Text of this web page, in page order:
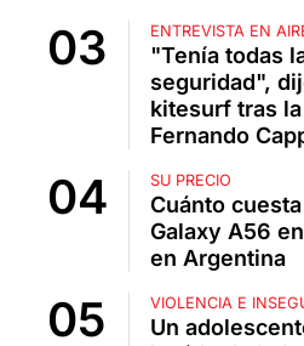
ENTREVISTA EN
"Tenía todas
seguridad",
kitesurf tras
Fernando
SU PRECIO
Cuánto
Galaxy A56
en Argentina
VIOLENCIA E
Un